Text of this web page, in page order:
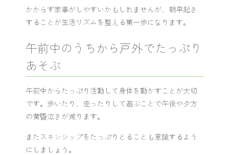
かからず家事がしやすいかもしれませんが、朝早起き
することが生活リズムを整える第一歩になります。
午前中のうちから戸外でたっぷり
あそぶ
午前中からたっぷり活動して身体を動かすことが大切
です。歩いたり、走ったりして遊ぶことで午後や夕方
の黄昏泣きが減ります。
またスキンシップをたっぷりとることも意識するよう
にしましょう。